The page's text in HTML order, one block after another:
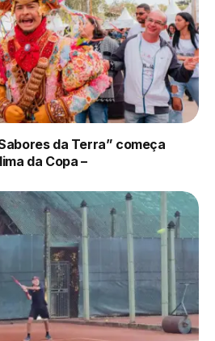
da Terra” começa
da Copa –